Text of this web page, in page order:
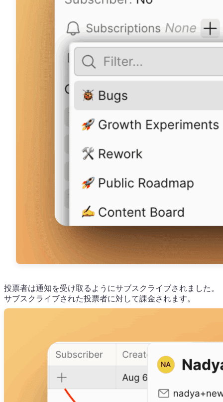
投票者は通知を受け取るようにサブスクライブされました。
サブスクライブされた投票者に対して課金されます。